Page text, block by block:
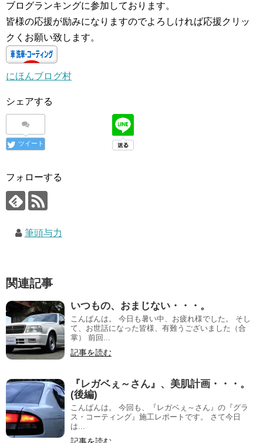
ブログランキングに参加しております。
皆様の応援が励みになりますのでよろしければ応援クリッ
クくお願い致します。
にほんブログ村
シェアする
ツイート
フォローする
筆頭与力
関連記事
いつもの、おまじない・・・。
こんばんは。 今日も暑い中、お疲れ様でした。 そし
て、お世話になった皆様、有難うございました（合
掌） 前回...
記事を読む
『レガベぇ～さん』、美肌計画・・・。
(後編)
こんばんは。 今回も、『レガベぇ～さん』の『グラ
ス・コーティング』施工レポートです。 さて今日
は...